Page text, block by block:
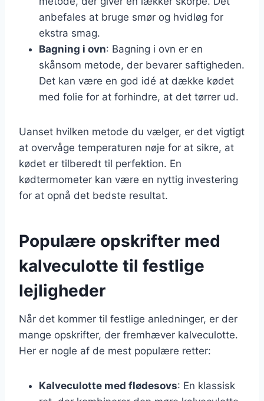
anbefales at bruge smør og hvidløg for
ekstra smag.
Bagning i ovn: Bagning i ovn er en
skånsom metode, der bevarer saftigheden.
Det kan være en god idé at dække kødet
med folie for at forhindre, at det tørrer ud.
Uanset hvilken metode du vælger, er det vigtigt
at overvåge temperaturen nøje for at sikre, at
kødet er tilberedt til perfektion. En
kødtermometer kan være en nyttig investering
for at opnå det bedste resultat.
Populære opskrifter med
kalveculotte til festlige
lejligheder
Når det kommer til festlige anledninger, er der
mange opskrifter, der fremhæver kalveculotte.
Her er nogle af de mest populære retter:
Kalveculotte med flødesovs: En klassisk